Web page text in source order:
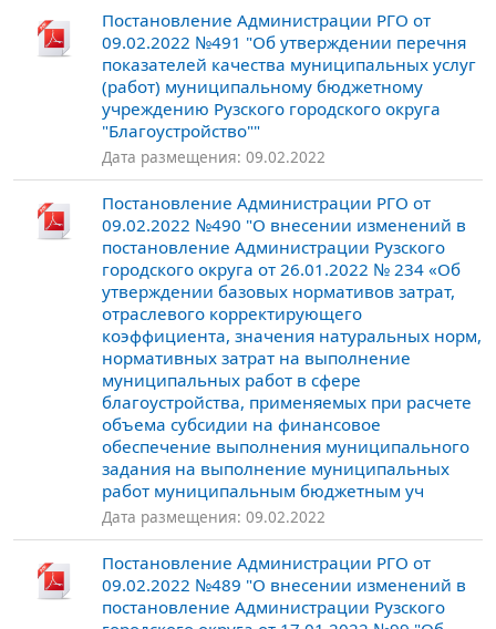
Постановление Администрации РГО от
09.02.2022 №491 "Об утверждении перечня
показателей качества муниципальных услуг
(работ) муниципальному бюджетному
учреждению Рузского городского округа
"Благоустройство""
Дата размещения: 09.02.2022
Постановление Администрации РГО от
09.02.2022 №490 "О внесении изменений в
постановление Администрации Рузского
городского округа от 26.01.2022 № 234 «Об
утверждении базовых нормативов затрат,
отраслевого корректирующего
коэффициента, значения натуральных норм,
нормативных затрат на выполнение
муниципальных работ в сфере
благоустройства, применяемых при расчете
объема субсидии на финансовое
обеспечение выполнения муниципального
задания на выполнение муниципальных
работ муниципальным бюджетным уч
Дата размещения: 09.02.2022
Постановление Администрации РГО от
09.02.2022 №489 "О внесении изменений в
постановление Администрации Рузского